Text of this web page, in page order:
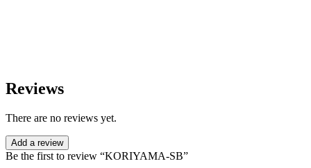
Reviews
There are no reviews yet.
Add a review
Be the first to review “KORIYAMA-SB”